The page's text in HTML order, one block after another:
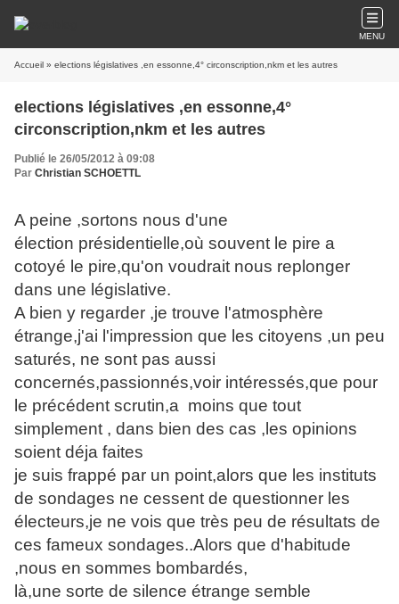
MENU
Accueil » elections législatives ,en essonne,4° circonscription,nkm et les autres
elections législatives ,en essonne,4°
circonscription,nkm et les autres
Publié le 26/05/2012 à 09:08
Par Christian SCHOETTL
A peine ,sortons nous d'une
élection présidentielle,où souvent le pire a
cotoyé le pire,qu'on voudrait nous replonger
dans une législative.
A bien y regarder ,je trouve l'atmosphère
étrange,j'ai l'impression que les citoyens ,un peu
saturés, ne sont pas aussi
concernés,passionnés,voir intéressés,que pour
le précédent scrutin,a moins que tout
simplement , dans bien des cas ,les opinions
soient déja faites
je suis frappé par un point,alors que les instituts
de sondages ne cessent de questionner les
électeurs,je ne vois que très peu de résultats de
ces fameux sondages..Alors que d'habitude
,nous en sommes bombardés,
là,une sorte de silence étrange semble